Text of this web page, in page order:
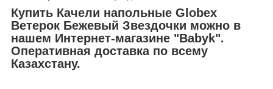
Купить Качели напольные Globex
Ветерок Бежевый Звездочки можно в
нашем Интернет-магазине "Babyk".
Оперативная доставка по всему
Казахстану.